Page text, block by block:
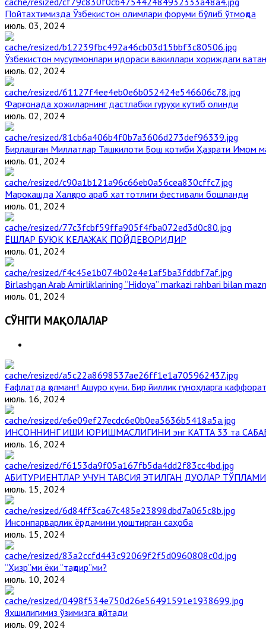
Пойтахтимизда Ўзбекистон олимлари форуми бўлиб ўтмоқда
июль. 03, 2024
Ўзбекистон мусулмонлари идораси вакиллари хориждаги
июль. 02, 2024
Фарғонада ҳожиларнинг дастлабки гуруҳи кутиб олинди
июль. 02, 2024
Бирлашган Миллатлар Ташкилоти Бош котиби Ҳазрати Имом
июль. 01, 2024
Марокашда Халқаро араб хаттотлиги фестивали бошланди
июль. 01, 2024
ЁШЛАР БУЮК КЕЛАЖАК ПОЙДЕВОРИДИР
июль. 01, 2024
Birlashgan Arab Amirliklarining “Hidoya” markazi rahbari bilan
июль. 01, 2024
СЎНГГИ МАҚОЛАЛАР
Ғафлатда қолманг! Ашуро куни. Бир йиллик гуноҳларга
июль. 16, 2024
ИНСОННИНГ ИШИ ЮРИШМАСЛИГИНИ энг КАТТА 33 та
июль. 16, 2024
АБИТУРИЕНТЛАР УЧУН ТАВСИЯ ЭТИЛГАН ДУОЛАР ТЎПЛАМИ
июль. 15, 2024
Инсонпарварлик ёрдамини уюштирган саҳоба
июль. 15, 2024
“Ҳизр”ми ёки “тақдир”ми?
июль. 10, 2024
Яхшилигимиз ўзимизга қайтади
июль. 09, 2024